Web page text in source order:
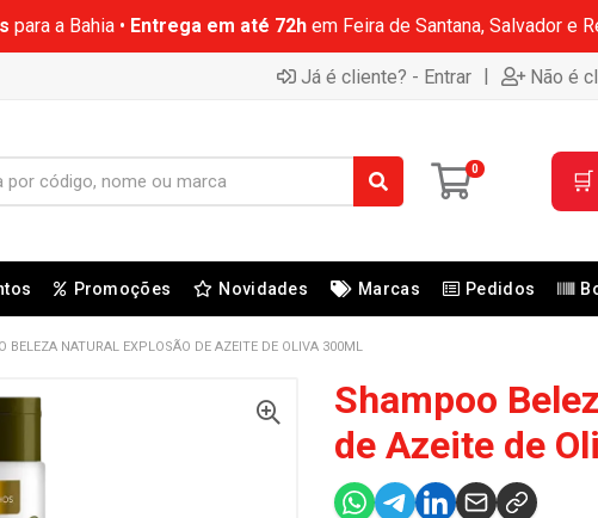
para a Bahia • Entrega em até 72hem Feira de Santana, Salvador e
Já é cliente? - Entrar | Não é
0 🛒
Promoções Novidades Marcas Pedidos
BELEZA NATURAL EXPLOSÃO DE AZEITE DE OLIVA 300ML
Shampoo
de Azeite de